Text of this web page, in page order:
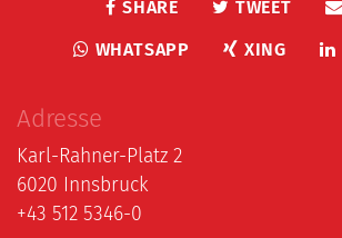
SHARE TWEET
WHATSAPP
XING
Adresse
Karl-Rahner-Platz 2
6020 Innsbruck
+43 512 5346-0